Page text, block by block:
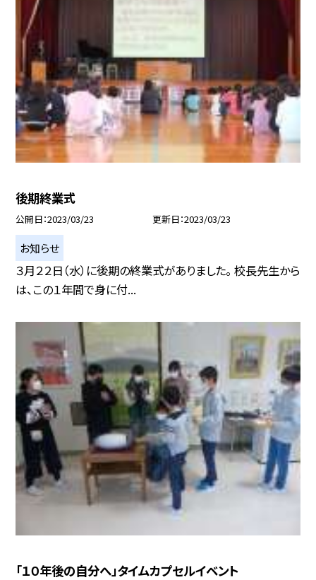
後期終業式
公開日 2023/03/23 更新日 2023/03/23
お知らせ
３月２２日（水）に後期の終業式がありました。 校長先生から
は、この１年間で身に付...
「１０年後の自分へ」タイムカプセルイベント